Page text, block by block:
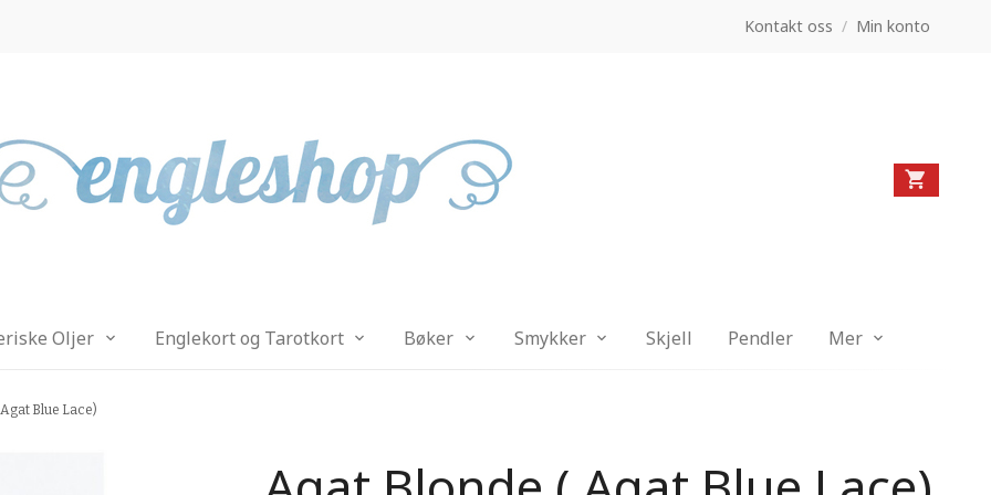
Kontakt oss / Min konto
Oljer Englekort og Tarotkort Bøker Smykker Skjell Pendler Mer
Blue Lace)